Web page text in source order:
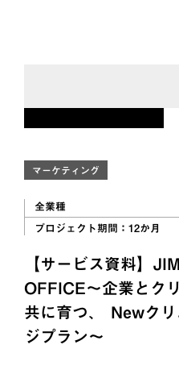
資料ダウンロード
マーケティング
全業種
プロジェクト期間：12か月
【サービス資料】
OFFICE～企業とク
共に育つ、 Newク
ジプラン～